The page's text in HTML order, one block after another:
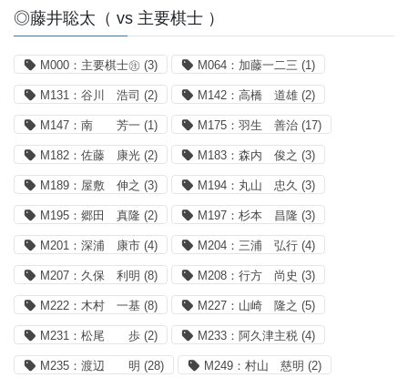
◎藤井聡太（ vs 主要棋士 ）
M000：主要棋士㊟ (3) M064：加藤一二三 (1)
M131：谷川 浩司 (2) M142：高橋 道雄 (2)
M147：南 芳一 (1) M175：羽生 善治 (17)
M182：佐藤 康光 (2) M183：森内 俊之 (3)
M189：屋敷 伸之 (3) M194：丸山 忠久 (3)
M195：郷田 真隆 (2) M197：杉本 昌隆 (3)
M201：深浦 康市 (4) M204：三浦 弘行 (4)
M207：久保 利明 (8) M208：行方 尚史 (3)
M222：木村 一基 (8) M227：山崎 隆之 (5)
M231：松尾 歩 (2) M233：阿久津主税 (4)
M235：渡辺 明 (28) M249：村山 慈明 (2)